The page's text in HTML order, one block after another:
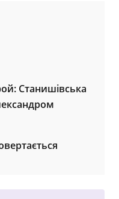
Станишівська